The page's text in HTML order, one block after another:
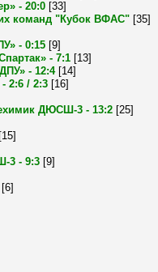
- 20:0 [33]
команд "Кубок ВФАС" [35]
- 0:15 [9]
- 7:1 [13]
- 12:4 [14]
2:6 / 2:3 [16]
ДЮСШ-3 - 13:2 [25]
[15]
3 - 9:3 [9]
[6]